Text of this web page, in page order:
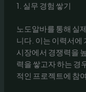
1. 실무 경험 쌓기
노도알바를 통해 실
니다. 이는 이력서에
시장에서 경쟁력을
력을 쌓고자 하는 경
적인 프로젝트에 참